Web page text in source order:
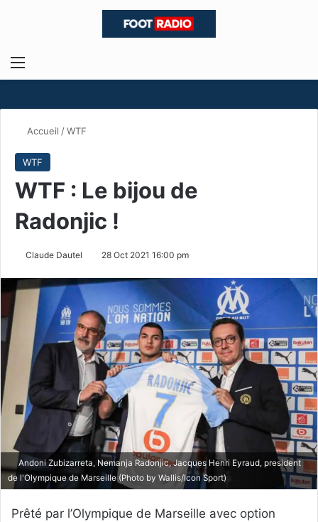
Menu
Accueil /WTF
WTF
WTF : Le bijou de
Radonjic !
Claude Dautel 28 Oct 2021 16:00 pm
Andoni Zubizarreta, Nemanja Radonjic, Jacques Henri Eyraud, president
de l'Olympique de Marseille (Photo by Wallis/Icon Sport)
Prêté par l’Olympique de Marseille avec option